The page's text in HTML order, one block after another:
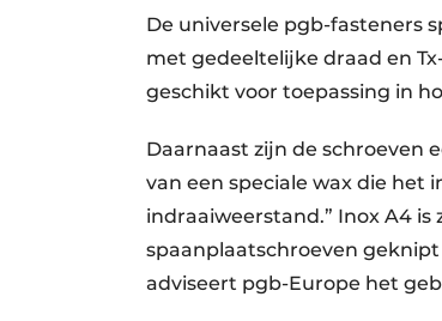
De universele pgb-fasteners
met gedeeltelijke draad en
geschikt voor toepassing in
Daarnaast zijn de schroeven
van een speciale wax die
indraaiweerstand.” Inox A4
spaanplaatschroeven
adviseert pgb-Europe het